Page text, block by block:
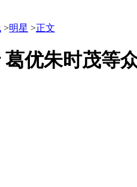
>明星 >正文
葛优朱时茂等